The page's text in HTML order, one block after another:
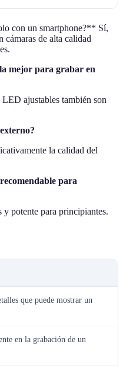
con un smartphone?** Sí,
cámaras de alta calidad
mejor para grabar en
ajustables también son
la calidad del
para
y potente para principiantes.
que puede mostrar un
en la grabación de un